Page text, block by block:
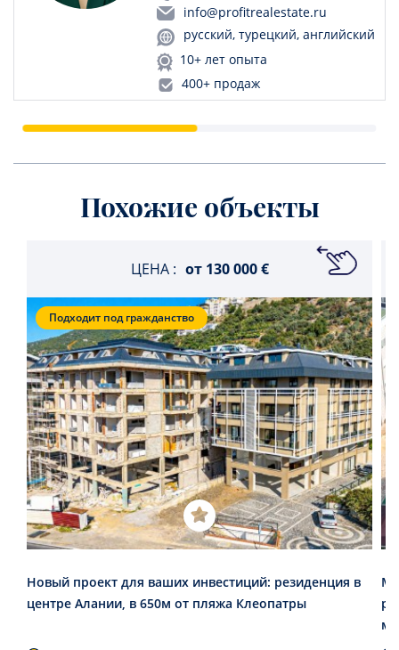
info@profitrealestate.ru
русский, турецкий, английский
10+ лет опыта
400+ продаж
Похожие объекты
ЦЕНА : от 130 000 €
Подходит под гражданство
Новый проект для ваших инвестиций: резиденция в
центре Алании, в 650м от пляжа Клеопатры